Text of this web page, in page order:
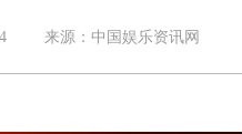
来源：中国娱乐资讯网